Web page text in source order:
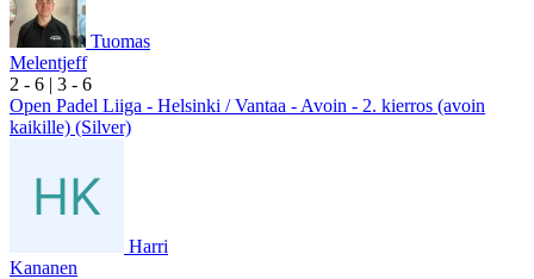
Tuomas
Melentjeff
2 - 6 | 3 - 6
Open Padel Liiga - Helsinki / Vantaa - Avoin - 2. kierros (avoin
kaikille) (Silver)
Harri
Kananen